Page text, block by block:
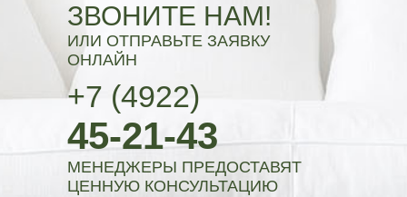
ЗВОНИТЕ НАМ!
ИЛИ ОТПРАВЬТЕ ЗАЯВКУ
ОНЛАЙН
+7 (4922)
45-21-43
МЕНЕДЖЕРЫ ПРЕДОСТАВЯТ
ЦЕННУЮ КОНСУЛЬТАЦИЮ